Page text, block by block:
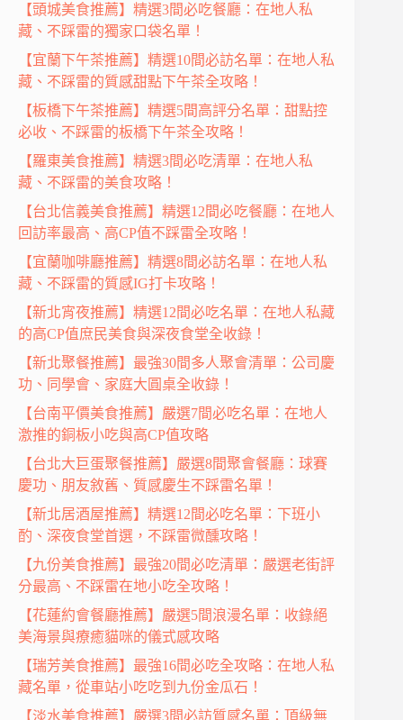
【頭城美食推薦】精選3間必吃餐廳：在地人私
藏、不踩雷的獨家口袋名單！
【宜蘭下午茶推薦】精選10間必訪名單：在地人私
藏、不踩雷的質感甜點下午茶全攻略！
【板橋下午茶推薦】精選5間高評分名單：甜點控
必收、不踩雷的板橋下午茶全攻略！
【羅東美食推薦】精選3間必吃清單：在地人私
藏、不踩雷的美食攻略！
【台北信義美食推薦】精選12間必吃餐廳：在地人
回訪率最高、高CP值不踩雷全攻略！
【宜蘭咖啡廳推薦】精選8間必訪名單：在地人私
藏、不踩雷的質感IG打卡攻略！
【新北宵夜推薦】精選12間必吃名單：在地人私藏
的高CP值庶民美食與深夜食堂全收錄！
【新北聚餐推薦】最強30間多人聚會清單：公司慶
功、同學會、家庭大圓桌全收錄！
【台南平價美食推薦】嚴選7間必吃名單：在地人
激推的銅板小吃與高CP值攻略
【台北大巨蛋聚餐推薦】嚴選8間聚會餐廳：球賽
慶功、朋友敘舊、質感慶生不踩雷名單！
【新北居酒屋推薦】精選12間必吃名單：下班小
酌、深夜食堂首選，不踩雷微醺攻略！
【九份美食推薦】最強20間必吃清單：嚴選老街評
分最高、不踩雷在地小吃全攻略！
【花蓮約會餐廳推薦】嚴選5間浪漫名單：收錄絕
美海景與療癒貓咪的儀式感攻略
【瑞芳美食推薦】最強16間必吃全攻略：在地人私
藏名單，從車站小吃吃到九份金瓜石！
【淡水美食推薦】嚴選3間必訪質感名單：頂級無